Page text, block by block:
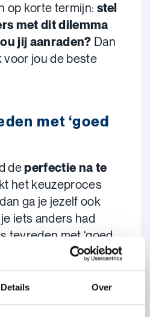
Details Over
op korte termijn: stel
met dit dilemma
jij aanraden? Dan
voor jou de beste
met ‘goed
deperfectie na te
het keuzeproces
ga je jezelf ook
iets anders had
tevreden met ‘goed
bestaat